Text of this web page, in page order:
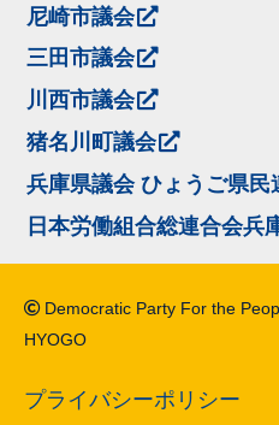
尼崎市議会
三田市議会
川西市議会
猪名川町議会
兵庫県議会 ひょうご県民
日本労働組合総連合会兵
Democratic Party For the
HYOGO
プライバシーポリシー